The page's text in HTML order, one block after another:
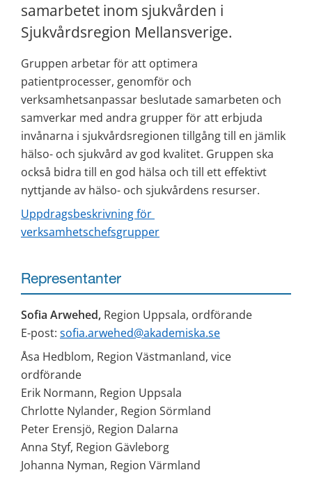
samarbetet inom sjukvården i
Sjukvårdsregion Mellansverige.
Gruppen arbetar för att optimera
patientprocesser, genomför och
verksamhetsanpassar beslutade samarbeten och
samverkar med andra grupper för att erbjuda
invånarna i sjukvårdsregionen tillgång till en jämlik
hälso- och sjukvård av god kvalitet. Gruppen ska
också bidra till en god hälsa och till ett effektivt
nyttjande av hälso- och sjukvårdens resurser.
Uppdragsbeskrivning för
verksamhetschefsgrupper
Representanter
Sofia Arwehed, Region Uppsala, ordförande
E-post: sofia.arwehed@akademiska.se
Åsa Hedblom, Region Västmanland, vice
ordförande
Erik Normann, Region Uppsala
Chrlotte Nylander, Region Sörmland
Peter Erensjö, Region Dalarna
Anna Styf, Region Gävleborg
Johanna Nyman, Region Värmland